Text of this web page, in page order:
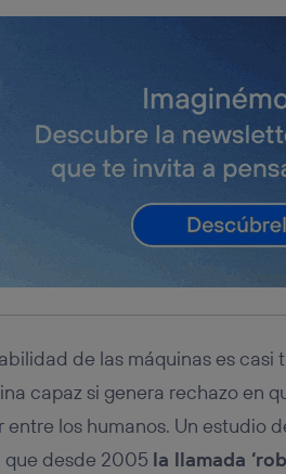
de las máquinas es casi
capaz si genera rechazo en
los humanos. Un estudio
que desde 2005 la llamada